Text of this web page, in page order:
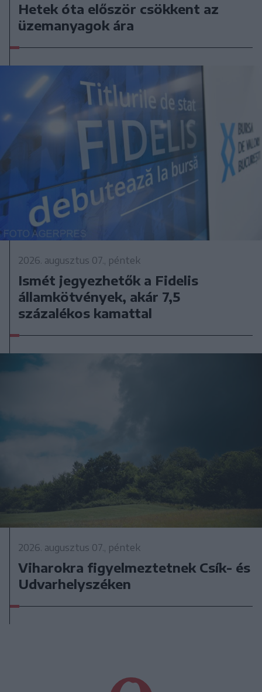
Hetek óta először csökkent az
üzemanyagok ára
2026. augusztus 07., péntek
Ismét jegyezhetők a Fidelis
államkötvények, akár 7,5
százalékos kamattal
2026. augusztus 07., péntek
Viharokra figyelmeztetnek Csík- és
Udvarhelyszéken